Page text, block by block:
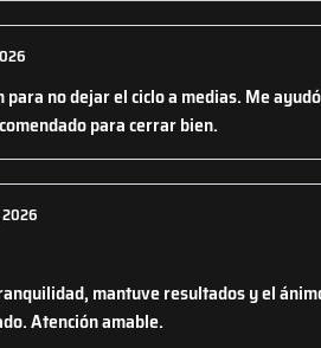
para no dejar el ciclo a medias. Me
para cerrar bien.
mantuve resultados y el
Atención amable.